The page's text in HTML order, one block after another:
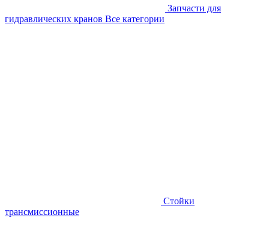
Запчасти для
гидравлических кранов Все категории
Стойки
трансмиссионные